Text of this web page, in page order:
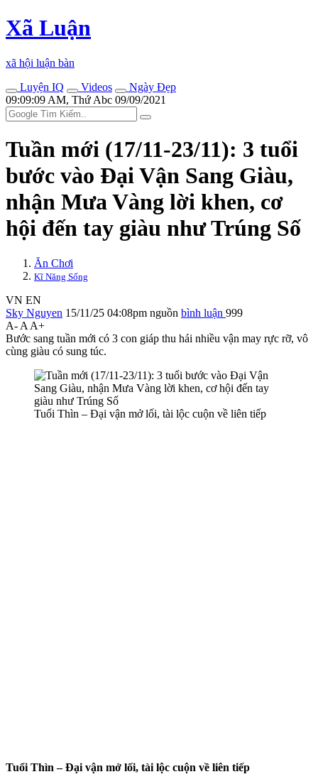
Xã Luận
xã hội luận bàn
Luyện IQ
Videos
Ngày Đẹp
09:09:09 AM, Thứ Abc 09/09/2021
Tuần mới (17/11-23/11): 3 tuổi
bước vào Đại Vận Sang Giàu,
nhận Mưa Vàng lời khen, cơ
hội đến tay giàu như Trúng Số
Ăn Chơi
Kĩ Năng Sống
VN EN
Sky Nguyen 15/11/25 04:08pm nguồn bình luận 999
A- A A+
Bước sang tuần mới có 3 con giáp thu hái nhiều vận may rực rỡ, vô
cùng giàu có sung túc.
Tuổi Thìn – Đại vận mở lối, tài lộc cuộn về liên tiếp
Tuổi Thìn – Đại vận mở lối, tài lộc cuộn về liên tiếp